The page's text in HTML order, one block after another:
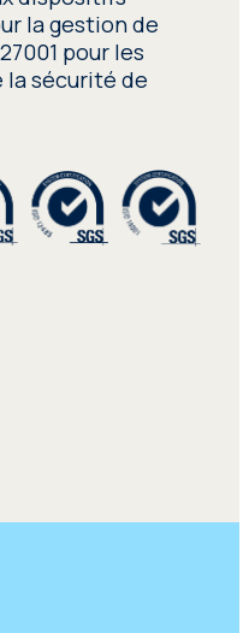
la gestion de
pour les
la sécurité de